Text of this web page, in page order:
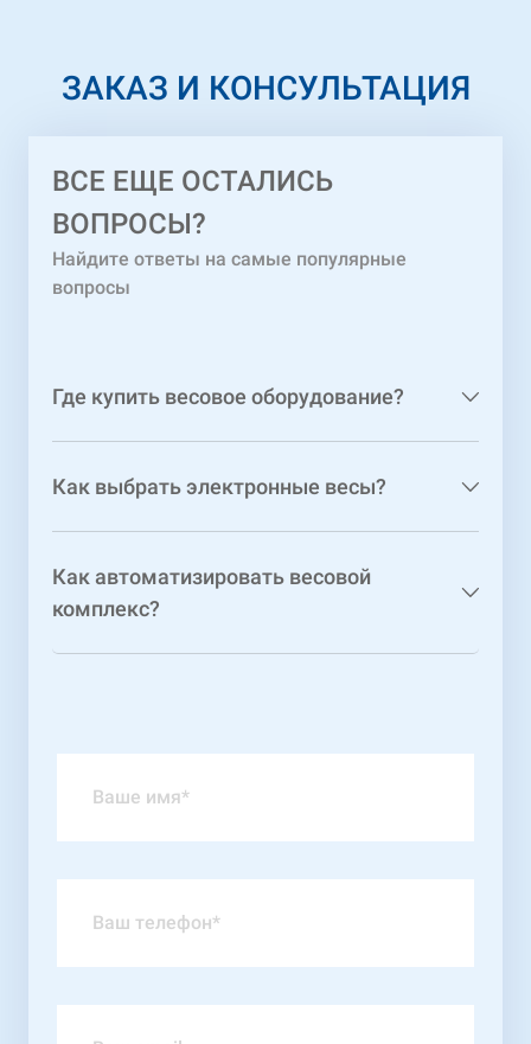
ЗАКАЗ И КОНСУЛЬТАЦИЯ
ВСЕ ЕЩЕ ОСТАЛИСЬ
ВОПРОСЫ?
Найдите ответы на самые популярные
вопросы
Где купить весовое оборудование?
Как выбрать электронные весы?
Как автоматизировать весовой
комплекс?